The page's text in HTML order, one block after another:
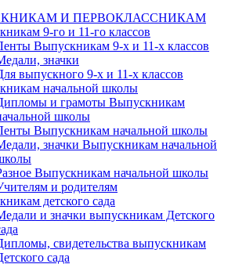
И ПЕРВОКЛАССНИКАМ
9-го и 11-го классов
Выпускникам 9-х и 11-х классов
значки
выпускного 9-х и 11-х классов
начальной школы
и грамоты Выпускникам
школы
Выпускникам начальной школы
значки Выпускникам начальной
Выпускникам начальной школы
и родителям
детского сада
и значки выпускникам Детского
свидетельства выпускникам
сада